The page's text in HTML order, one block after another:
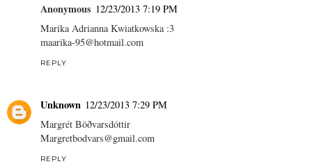
Anonymous 12/23/2013 7:19 PM
Marika Adrianna Kwiatkowska :3
maarika-95@hotmail.com
REPLY
Unknown 12/23/2013 7:29 PM
Margrét Böðvarsdóttir
Margretbodvars@gmail.com
REPLY